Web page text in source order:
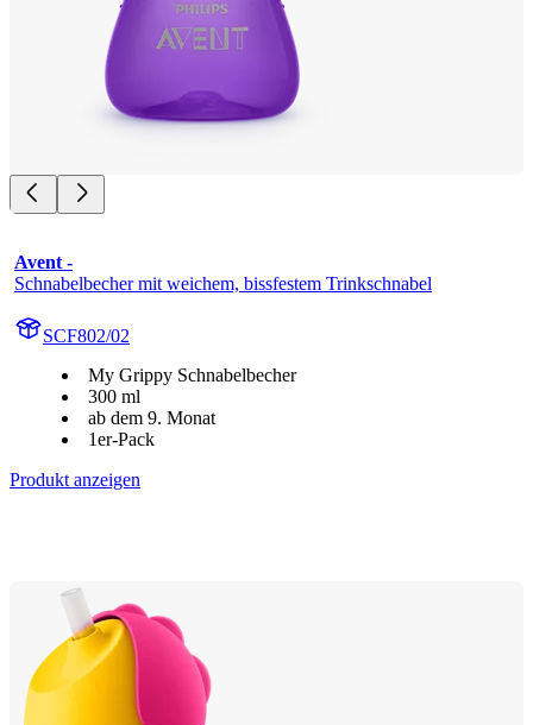
Avent -
Schnabelbecher mit weichem, bissfestem Trinkschnabel
SCF802/02
My Grippy Schnabelbecher
300 ml
ab dem 9. Monat
1er-Pack
Produkt anzeigen